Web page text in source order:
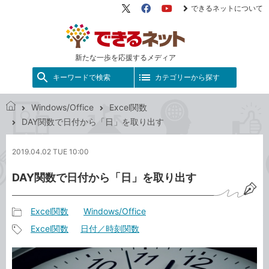
新たな一歩を応援するメディア
X（旧
FacebookYouTube
できるネットについて
キーワードで検索 カテゴリーから探す
で
ネ
ト
Windows/Office
Excel関数
DAY関数で日付から「日」を取り出す
2019.04.02 TUE 10:00
DAY関数で日付から「日」を取り出す
事
カ
Excel関数 Windows/Office
事
Excel関数 日付／時刻関数